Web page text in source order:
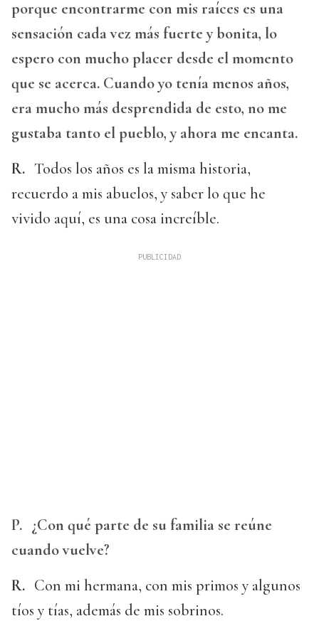
porque encontrarme con mis raíces es una
sensación cada vez más fuerte y bonita, lo
espero con mucho placer desde el momento
que se acerca. Cuando yo tenía menos años,
era mucho más desprendida de esto, no me
gustaba tanto el pueblo, y ahora me encanta.
R. Todos los años es la misma historia,
recuerdo a mis abuelos, y saber lo que he
vivido aquí, es una cosa increíble.
P. ¿Con qué parte de su familia se reúne
cuando vuelve?
R. Con mi hermana, con mis primos y algunos
tíos y tías, además de mis sobrinos.